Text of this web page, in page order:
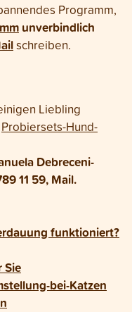
Programm,
unverbindlich
schreiben.
Liebling
Probiersets-Hund-
Debreceni-
11 59, Mail.
funktioniert?
Sie
bei-Katzen